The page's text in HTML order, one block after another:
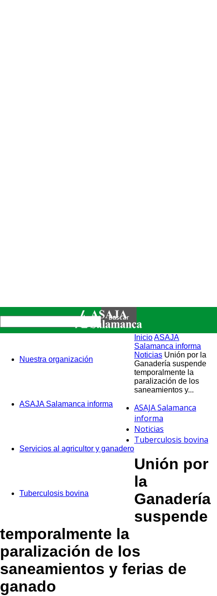
Nuestra organización
ASAJA Salamanca informa
Servicios al agricultor y ganadero
Tuberculosis bovina
InicioASAJA
Salamanca informa
Noticias Unión por la
Ganadería suspende
temporalmente la
paralización de los
saneamientos y...
ASAJA Salamanca
informa
Noticias
Tuberculosis bovina
Unión por
la
Ganadería
suspende
temporalmente la
paralización de los
saneamientos y ferias de
ganado